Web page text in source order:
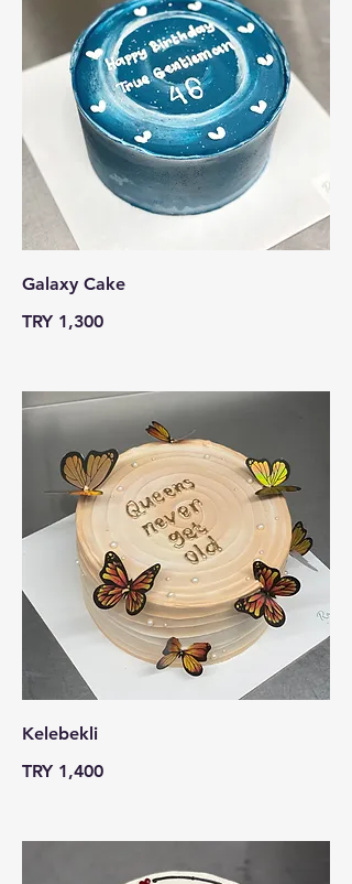
Galaxy Cake
TRY 1,300
Kelebekli
TRY 1,400